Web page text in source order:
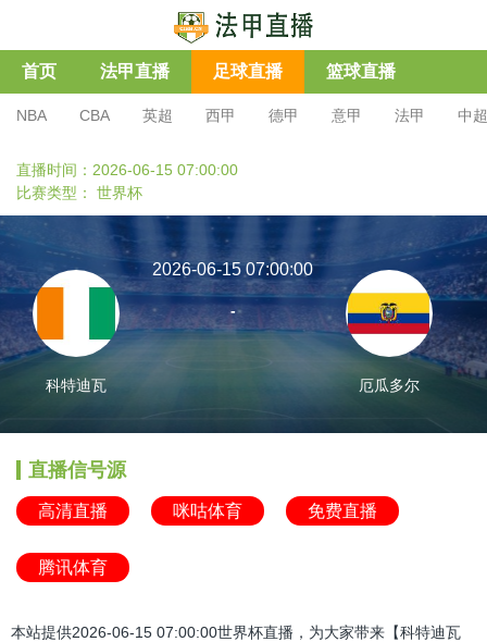
首页 法甲直播 足球直播 篮球直播
NBA CBA 英超 西甲 德甲 意甲 法甲 中超
直播时间：2026-06-15 07:00:00
比赛类型： 世界杯
科特迪瓦
2026-06-15 07:00:00
-
厄瓜多尔
直播信号源
高清直播 咪咕体育 免费直播
腾讯体育
本站提供2026-06-15 07:00:00世界杯直播，为大家带来【科特迪瓦